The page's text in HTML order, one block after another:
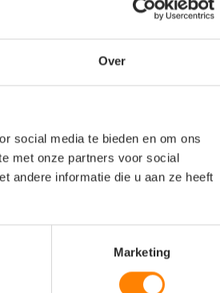
Over
social media te bieden en om ons
met onze partners voor social
andere informatie die u aan ze heeft
Marketing